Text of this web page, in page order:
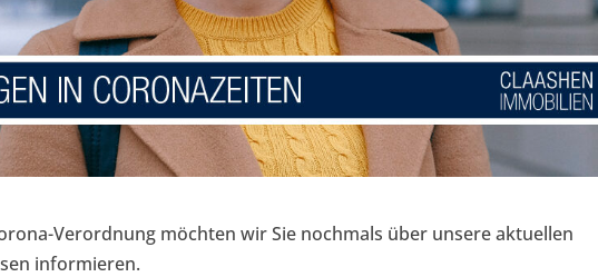
Verordnung möchten wir Sie nochmals über unsere aktuellen
informieren.